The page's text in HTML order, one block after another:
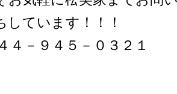
しています！！！
－９４５－０３２１